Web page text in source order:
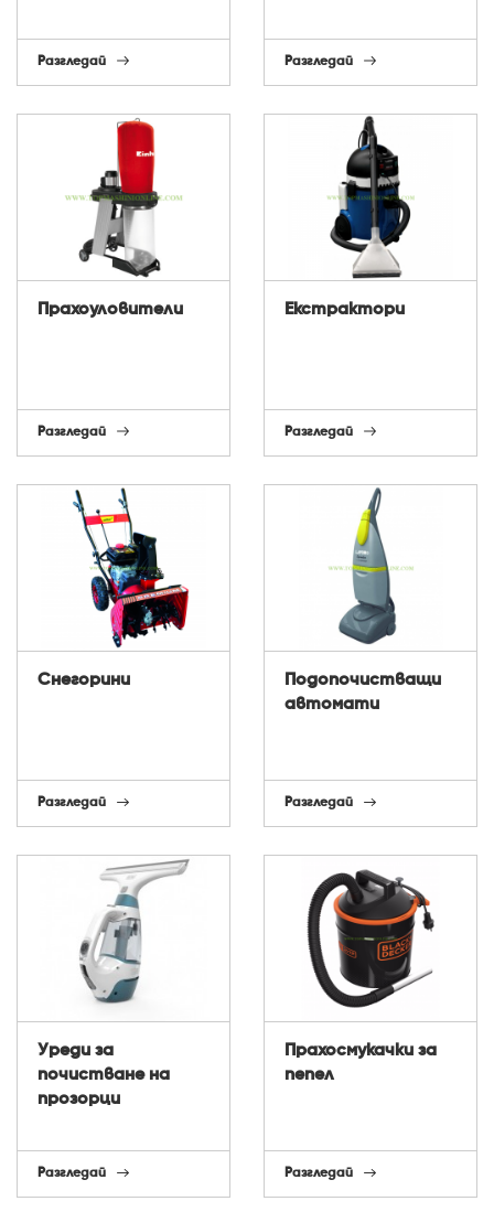
Разгледай Разгледай
Прахоуловители
Разгледай
Екстрактори
Разгледай
Снегорини
Разгледай
Подопочистващи
автомати
Разгледай
Уреди за
почистване на
прозорци
Разгледай
Прахосмукачки за
пепел
Разгледай